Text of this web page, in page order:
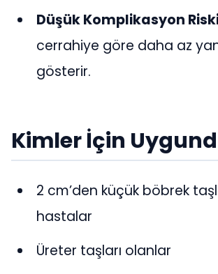
Düşük Komplikasyon
cerrahiye göre daha az
gösterir.
Kimler İçin
2 cm’den küçük böbrek
hastalar
Üreter taşları olanlar